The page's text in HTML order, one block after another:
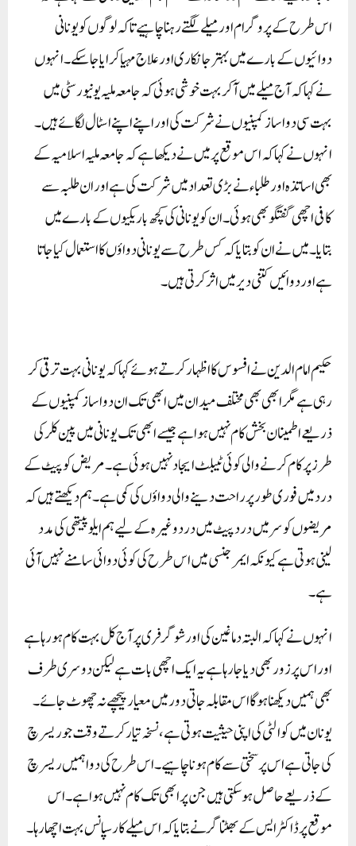
اس طرح کے پروگرام اور میلے لگتے رہنا چاہیے تاکہ لوگوں کو یونانی
دوائیوں کے بارے میں بہتر جانکاری اور علاج مہیا کرایا جاسکے۔ انہوں
نے کہا کہ آج میلے میں آکر بہت خوشی ہوئی کہ جامعہ ملیہ یونیورسٹی میں
بہت سی دوا ساز کمپنیوں نے شرکت کی اور اپنے اپنے اسٹال لگائے ہیں۔
انہوں نے کہا کہ اس موقع پر میں نے دیکھا ہے کہ جامعہ ملیہ اسلامیہ کے
بھی اساتذہ اور طلباء نے بڑی تعداد میں شرکت کی ہے اور ان طلبہ سے
کافی اچھی گفتگو بھی ہوئی۔ ان کو یونانی کی کچھ باریکیوں کے بارے میں
بتایا۔ میں نے ان کو بتایا کہ کس طرح سے یونانی دواؤں کا استعمال کیا جاتا
ہے اور دوائیں کتنی دیر میں اثر کرتی ہیں ۔
حکیم امام الدین نے افسوس کا اظہار کرتے ہوئے کہا کہ یونانی بہت ترقی کر
رہی ہے مگر ابھی بھی مختلف میدان میں ابھی تک ان دوا ساز کمپنیوں کے
ذریعے اطمینان بخش کام نہیں ہوا ہے جیسے ابھی تک یونانی میں پین کلر کی
طرز پر کام کرنے والی کوئی ٹیبلٹ ایجاد نہیں ہوئی ہے۔ مریض کو پیٹ کے
درد میں فوری طور پر راحت دینے والی دواؤں کی کمی ہے۔ ہم دیکھتے ہیں کہ
مریضوں کو سر میں درد پیٹ میں درد وغیرہ کے لیے ہم ایلوپیتھی کی مدد
لینی ہوتی ہے کیونکہ ایمرجنسی میں اس طرح کی کوئی دوائی سامنے نہیں آئی
ہے۔
انہوں نے کہا کہ البتہ دما غین کی اور شوگر فری پر آج کل بہت کام ہو رہا ہے
اور اس پر زور بھی دیا جا رہا ہے یہ ایک اچھی بات ہے لیکن دوسری طرف
بھی ہمیں دیکھنا ہو گا اس مقابلہ جاتی دور میں معیار پیچھے نہ چھوٹ جائے۔
یونان میں کوالٹی کی اپنی حیثیت ہوتی ہے، نسخہ تیار کرتے وقت جو ریسرچ
کی جاتی ہے اس پر سختی سے کام ہونا چاہیے۔ اس طرح کی دوا ہمیں ریسرچ
کے ذریعے حاصل ہو سکتی ہیں جن پر ابھی تک کام نہیں ہوا ہے۔ اس
موقع پر ڈاکٹر ایس کے بھٹناگر نے بتایا کہ اس میلے کا رسپانس بہت اچھا رہا۔